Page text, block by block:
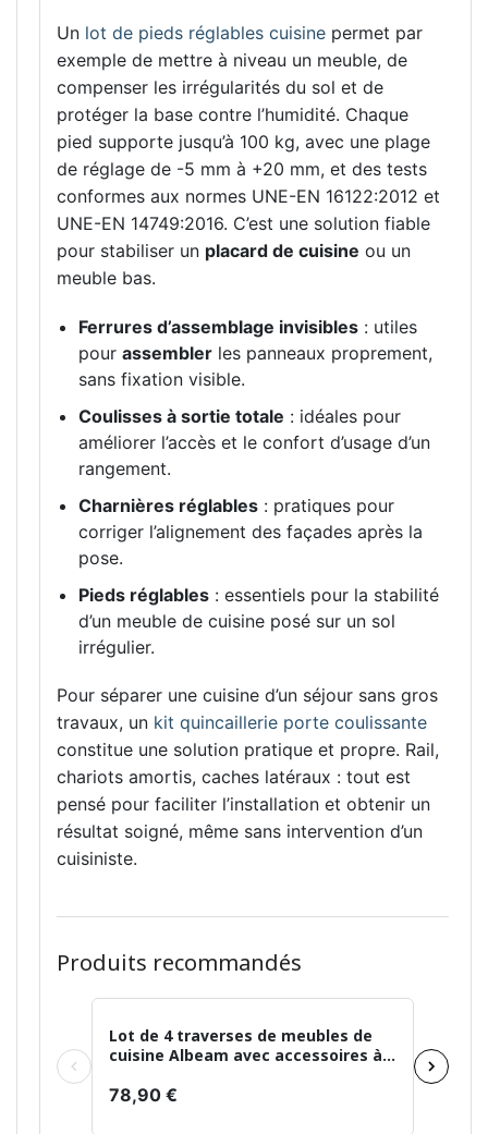
Un lot de pieds réglables cuisine permet par
exemple de mettre à niveau un meuble, de
compenser les irrégularités du sol et de
protéger la base contre l’humidité. Chaque
pied supporte jusqu’à 100 kg, avec une plage
de réglage de -5 mm à +20 mm, et des tests
conformes aux normes UNE-EN 16122:2012 et
UNE-EN 14749:2016. C’est une solution fiable
pour stabiliser un placard de cuisine ou un
meuble bas.
Ferrures d’assemblage invisibles : utiles
pour assembler les panneaux proprement,
sans fixation visible.
Coulisses à sortie totale : idéales pour
améliorer l’accès et le confort d’usage d’un
rangement.
Charnières réglables : pratiques pour
corriger l’alignement des façades après la
pose.
Pieds réglables : essentiels pour la stabilité
d’un meuble de cuisine posé sur un sol
irrégulier.
Pour séparer une cuisine d’un séjour sans gros
travaux, un kit quincaillerie porte coulissante
constitue une solution pratique et propre. Rail,
chariots amortis, caches latéraux : tout est
pensé pour faciliter l’installation et obtenir un
résultat soigné, même sans intervention d’un
cuisiniste.
Produits recommandés
Lot de 4 traverses de meubles de
cuisine Albeam avec accessoires à
78,90 €